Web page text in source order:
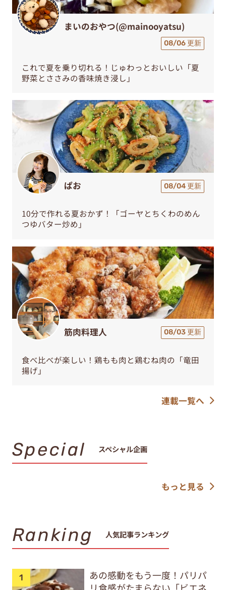
まいのおやつ(@mainooyatsu)
08/06 更新
これで夏を乗り切れる！じゅわっとおいしい「夏
野菜とささみの香味焼き浸し」
ぱお 08/04 更新
10分で作れる夏おかず！「ゴーヤとちくわのめん
つゆバター炒め」
筋肉料理人 08/03 更新
食べ比べが楽しい！鶏もも肉と鶏むね肉の「竜田
揚げ」
連載一覧へ
Special スペシャル企画
もっと見る
Ranking 人気記事ランキング
あの感動をもう一度！パリパ
リ食感がたまらない「ビエネ